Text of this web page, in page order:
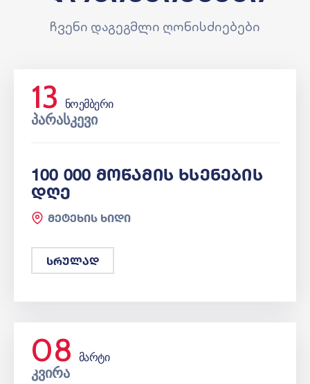
ჩვენი დაგეგმლი ღონისძიებები
13 ᲜᲝᲔᲛᲑᲔᲠᲘ
ᲞᲐᲠᲐᲡᲙᲔᲕᲘ
100 000 Მოწამის Ხსენების
Დღე
მეტეხის ხიდი
სრულად
08 ᲛᲐᲠᲢᲘ
ᲙᲕᲘᲠᲐ